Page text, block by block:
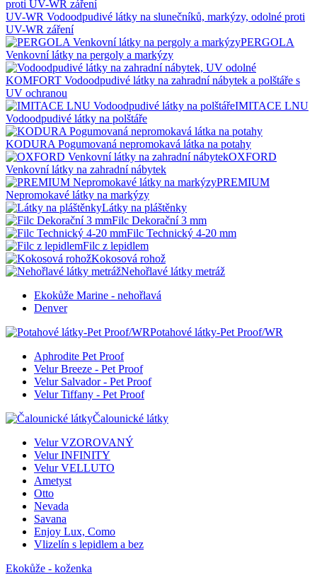
UV-WR Vodoodpudivé látky na slunečníků, markýzy, odolné proti
UV-WR záření
PERGOLA
Venkovní látky na pergoly a markýzy
KOMFORT Vodoodpudivé látky na zahradní nábytek a polštáře s
UV ochranou
IMITACE LNU
Vodoodpudivé látky na polštáře
KODURA Pogumovaná nepromokavá látka na potahy
OXFORD
Venkovní látky na zahradní nábytek
PREMIUM
Nepromokavé látky na markýzy
Látky na pláštěnky
Filc Dekorační 3 mm
Filc Technický 4-20 mm
Filc z lepidlem
Kokosová rohož
Nehořlavé látky metráž
Ekokůže Marine - nehořlavá
Denver
Potahové látky-Pet Proof/WR
Aphrodite Pet Proof
Velur Breeze - Pet Proof
Velur Salvador - Pet Proof
Velur Tiffany - Pet Proof
Čalounické látky
Velur VZOROVANÝ
Velur INFINITY
Velur VELLUTO
Ametyst
Otto
Nevada
Savana
Enjoy Lux, Como
Vlizelín s lepidlem a bez
Ekokůže - koženka